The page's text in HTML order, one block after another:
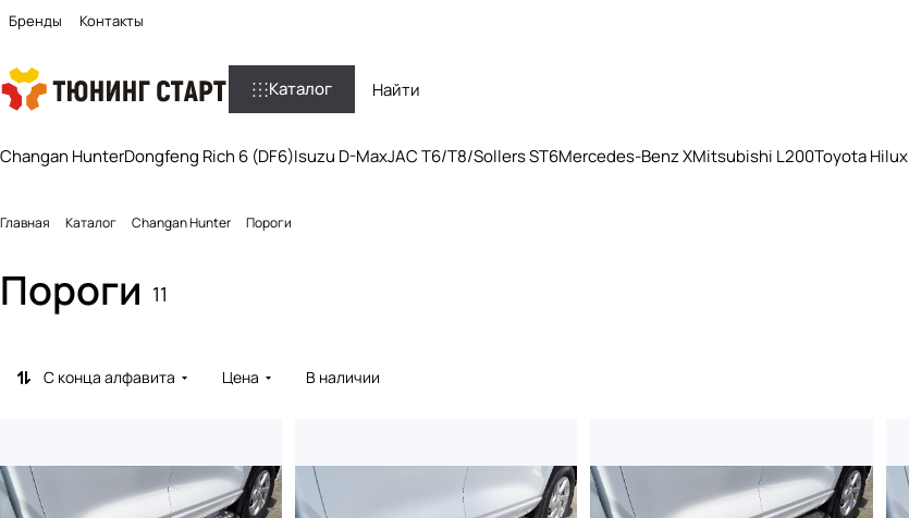
Бренды Контакты
Каталог
Changan HunterDongfeng Rich 6 (DF6)Isuzu D-MaxJAC T6/T8/Sollers ST6Mercedes-Benz XMitsubishi L200Toyota Hilux
Главная Каталог Changan Hunter Пороги
Пороги 11
С конца алфавита Цена В наличии